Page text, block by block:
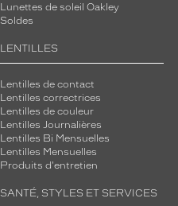
Lunettes de soleil Oakley
Soldes
LENTILLES
Lentilles de contact
Lentilles correctrices
Lentilles de couleur
Lentilles Journalières
Lentilles Bi Mensuelles
Lentilles Mensuelles
Produits d'entretien
SANTÉ, STYLES ET SERVICES